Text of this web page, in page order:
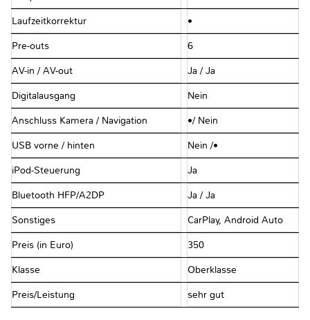
Laufzeitkorrektur •
Pre-outs 6
AV-in / AV-out Ja / Ja
Digitalausgang Nein
Anschluss Kamera / Navigation •/ Nein
USB vorne / hinten Nein /•
iPod-Steuerung Ja
Bluetooth HFP/A2DP Ja / Ja
Sonstiges CarPlay, Android Auto
Preis (in Euro) 350
Klasse Oberklasse
Preis/Leistung sehr gut